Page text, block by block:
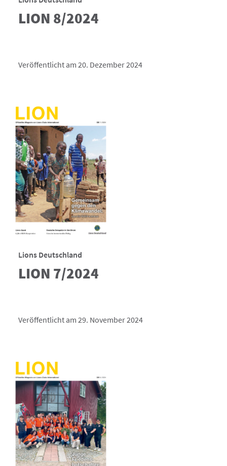
LION 8/2024
Veröffentlicht am 20. Dezember 2024
Lions Deutschland
LION 7/2024
Veröffentlicht am 29. November 2024